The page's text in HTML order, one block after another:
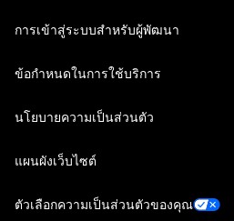
การเข้าสู่ระบบสำหรับผู้พัฒนา
ข้อกำหนดในการใช้บริการ
นโยบายความเป็นส่วนตัว
แผนผังเว็บไซต์
ตัวเลือกความเป็นส่วนตัวของคุณ